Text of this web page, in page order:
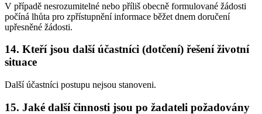
V případě nesrozumitelné nebo příliš obecně formulované žádosti
počíná lhůta pro zpřístupnění informace běžet dnem doručení
upřesněné žádosti.
14. Kteří jsou další účastníci (dotčení) řešení životní
situace
Další účastníci postupu nejsou stanoveni.
15. Jaké další činnosti jsou po žadateli požadovány